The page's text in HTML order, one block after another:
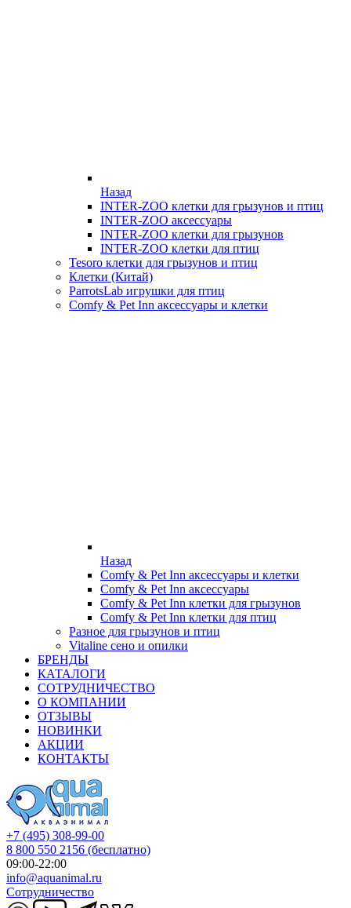
Назад
INTER-ZOO клетки для грызунов и птиц
INTER-ZOO аксессуары
INTER-ZOO клетки для грызунов
INTER-ZOO клетки для птиц
Tesoro клетки для грызунов и птиц
Клетки (Китай)
ParrotsLab игрушки для птиц
Comfy & Pet Inn аксессуары и клетки
Назад
Comfy & Pet Inn аксессуары и клетки
Comfy & Pet Inn аксессуары
Comfy & Pet Inn клетки для грызунов
Comfy & Pet Inn клетки для птиц
Разное для грызунов и птиц
Vitaline сено и опилки
БРЕНДЫ
КАТАЛОГИ
СОТРУДНИЧЕСТВО
О КОМПАНИИ
ОТЗЫВЫ
НОВИНКИ
АКЦИИ
КОНТАКТЫ
+7 (495) 308-99-00
8 800 550 2156 (бесплатно)
09:00-22:00
info@aquanimal.ru
Сотрудничество